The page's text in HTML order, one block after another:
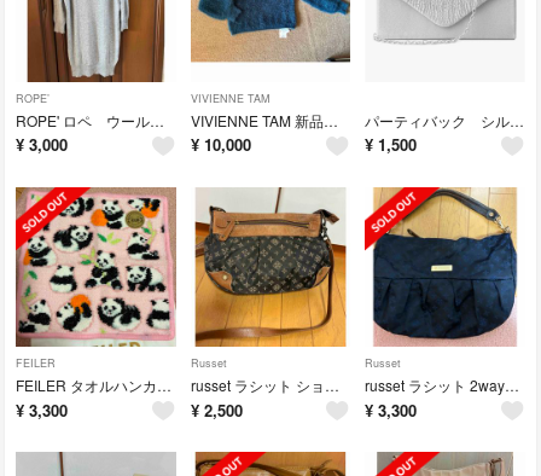
ROPE’
ROPE' ロペ ウール カシミヤ ニットワンピース 11〜13号
¥ 3,000
VIVIENNE TAM
VIVIENNE TAM 新品ニット かなり暖かい
¥ 10,000
パーティバック シルバー 新品
¥ 1,500
FEILER
FEILER タオルハンカチ コロコロパンダ
¥ 3,300
Russet
russet ラシット ショルダーバック ブラウン 斜め掛け
¥ 2,500
Russet
russet ラシット 2wayショルダーバック ネイビー
¥ 3,300